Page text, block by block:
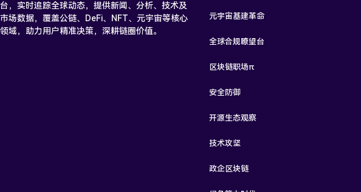
台，实时追踪全球动态，提供新闻、分析、技术及
市场数据，覆盖公链、DeFi、NFT、元宇宙等核心
领域，助力用户精准决策，深耕链圈价值。
元宇宙基建革命
全球合规瞭望台
区块链职场π
安全防御
开源生态观察
技术攻坚
政企区块链